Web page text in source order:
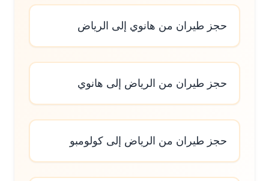
حجز طيران من هانوي إلى الرياض
حجز طيران من الرياض إلى هانوي
حجز طيران من الرياض إلى كولومبو